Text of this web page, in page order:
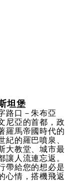
坦堡
路口－朱布亞
尼亞的首都，政
羅馬帝國時代的
紀的羅巴噴泉、
大教堂、城市最
讓人流連忘返。
帶給您的想必是
心情，搭機飛返